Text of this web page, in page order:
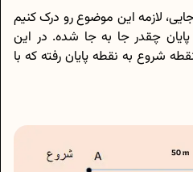
لازمه این موضوع رو درک کنیم
چقدر جا به جا شده. در این
اندازه 8 متر از نقطه شروع به نقطه پایان رفته که با